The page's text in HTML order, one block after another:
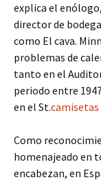
explica el
director de
como El cava.
problemas de
tanto en el
periodo entre
en el St.
Como
homenajeado en
encabezan, en